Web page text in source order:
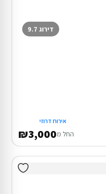
דירוג 9.7
אירוח דרוזי
החל מ₪3,000